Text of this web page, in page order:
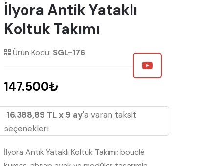
İlyora Antik Yataklı
Koltuk Takımı
Ürün Kodu: SGL-176
147.500₺
16.388,89 TL x 9 ay'a varan taksit
seçenekleri
İlyora Antik Yataklı Koltuk Takımı; bouclé